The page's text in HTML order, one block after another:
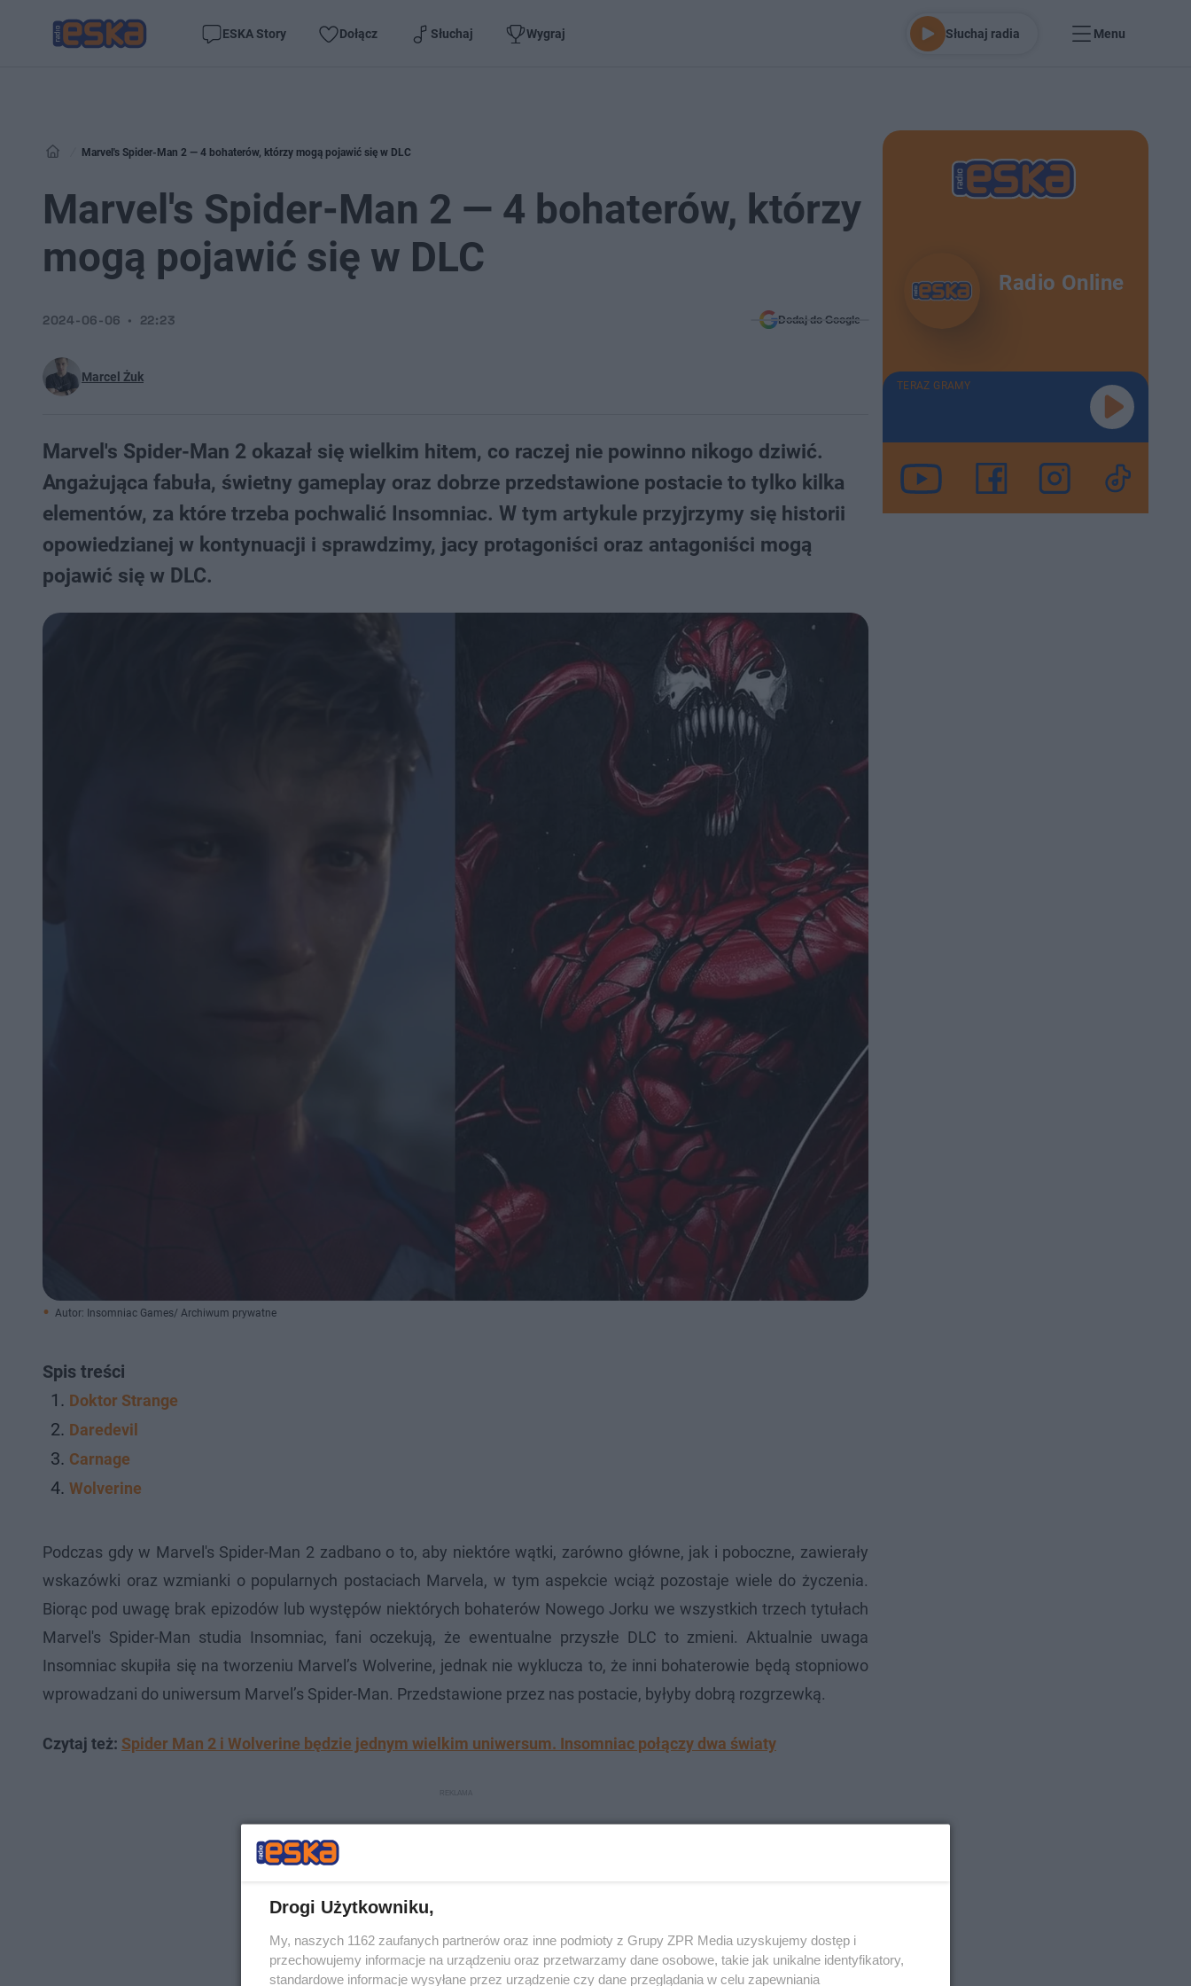
ESKA Story Dołącz Słuchaj Wygraj Słuchaj radia Menu
Marvel's Spider-Man 2 — 4 bohaterów, którzy mogą pojawić się w DLC
Marvel's Spider-Man 2 — 4 bohaterów, którzy
mogą pojawić się w DLC
Marcel Żuk
2024-06-06 22:23 Dodaj do Google
Marvel's Spider-Man 2 okazał się wielkim hitem, co raczej nie powinno nikogo dziwić.
Angażująca fabuła, świetny gameplay oraz dobrze przedstawione postacie to tylko kilka
elementów, za które trzeba pochwalić Insomniac. W tym artykule przyjrzymy się historii
opowiedzianej w kontynuacji i sprawdzimy, jacy protagoniści oraz antagoniści mogą
pojawić się w DLC.
Autor: Insomniac Games/ Archiwum prywatne
Spis treści
Doktor Strange
Daredevil
Carnage
Wolverine
Podczas gdy w Marvel's Spider-Man 2 zadbano o to, aby niektóre wątki, zarówno główne, jak i poboczne, zawierały
wskazówki oraz wzmianki o popularnych postaciach Marvela, w tym aspekcie wciąż pozostaje wiele do życzenia.
Biorąc pod uwagę brak epizodów lub występów niektórych bohaterów Nowego Jorku we wszystkich trzech tytułach
Marvel's Spider-Man studia Insomniac, fani oczekują, że ewentualne przyszłe DLC to zmieni. Aktualnie uwaga
Insomniac skupiła się na tworzeniu Marvel’s Wolverine, jednak nie wyklucza to, że inni bohaterowie będą stopniowo
wprowadzani do uniwersum Marvel’s Spider-Man. Przedstawione przez nas postacie, byłyby dobrą rozgrzewką.
Czytaj też: Spider Man 2 i Wolverine będzie jednym wielkim uniwersum. Insomniac połączy dwa światy
Radio Online
TERAZ GRAMY
Drogi Użytkowniku,
My, naszych 1162 zaufanych partnerów oraz inne podmioty z Grupy ZPR Media uzyskujemy dostęp i
przechowujemy informacje na urządzeniu oraz przetwarzamy dane osobowe, takie jak unikalne identyfikatory,
standardowe informacje wysyłane przez urządzenie czy dane przeglądania w celu zapewniania